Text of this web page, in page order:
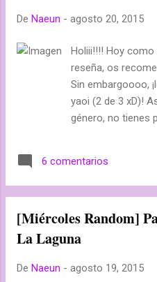
casi todos
explicación de
Nerea Ángel .
Otakus
importante ya
desde el
mundo e ...
De Naeun - agosto 20, 2015
Holiii!!!! Hoy
reseña, os
Sin embargoooo,
yaoi (2 de 3 xD)!
género, no tienes
ES YAOI] Bueno,
ustedes si son
les recomiendo
todo Abarenbou
Junko son
6 comentarios
[Miércoles Random]
La Laguna
De Naeun - agosto 19, 2015